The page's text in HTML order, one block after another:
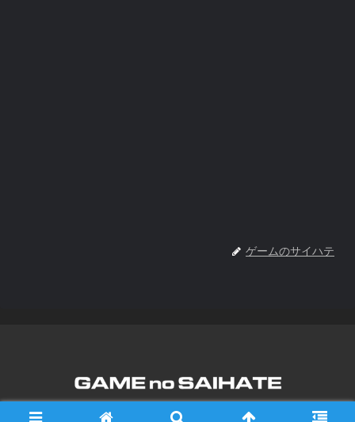
ゲームのサイハテ
Copyright © 2017-2026 ゲームのサイハテ All Rights Reserved.